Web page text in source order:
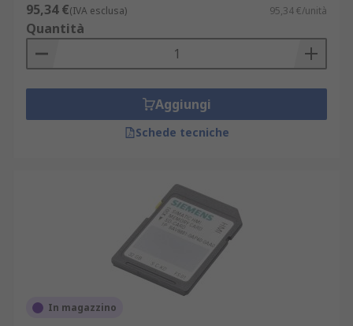
95,34 €(IVA esclusa) 95,34 €/unità
Quantità
Aggiungi
Schede tecniche
In magazzino